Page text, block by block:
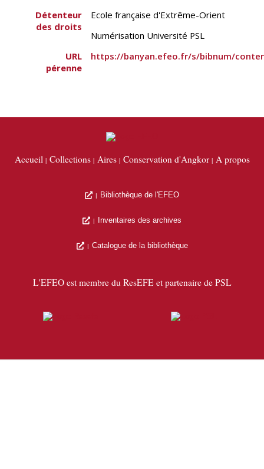
Détenteur
des droits
Ecole française d'Extrême-Orient
Numérisation Université PSL
URL
pérenne
https://banyan.efeo.fr/s/bibnum/
Accueil Collections Aires Conservation d'Angkor A propos
Bibliothèque de l'EFEO
Inventaires des archives
Catalogue de la bibliothèque
L'EFEO est membre du ResEFE et partenaire de PSL